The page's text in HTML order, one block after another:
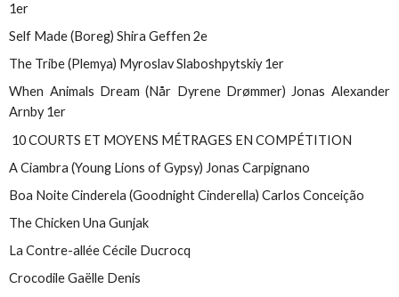
1er
Self Made (Boreg) Shira Geffen 2e
The Tribe (Plemya) Myroslav Slaboshpytskiy 1er
When Animals Dream (Når Dyrene Drømmer) Jonas Alexander
Arnby 1er
10 COURTS ET MOYENS MÉTRAGES EN COMPÉTITION
A Ciambra (Young Lions of Gypsy) Jonas Carpignano
Boa Noite Cinderela (Goodnight Cinderella) Carlos Conceição
The Chicken Una Gunjak
La Contre-allée Cécile Ducrocq
Crocodile Gaëlle Denis